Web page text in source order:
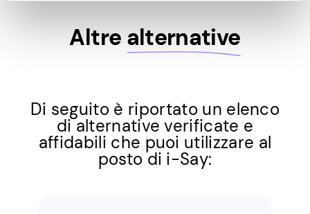
Altre alternative
Di seguito è riportato un elenco
di alternative verificate e
affidabili che puoi utilizzare al
posto di i-Say: